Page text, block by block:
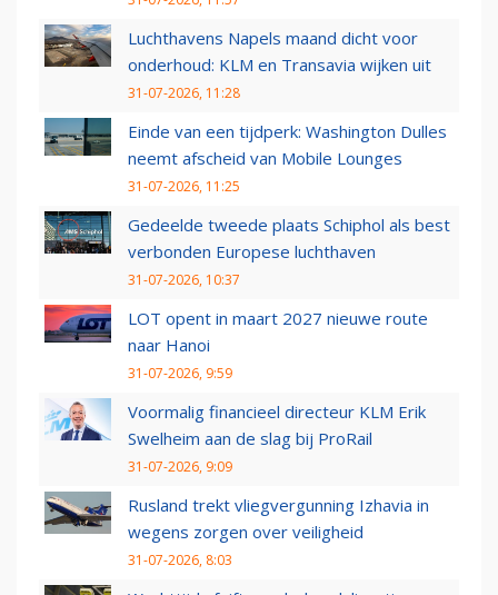
Luchthavens Napels maand dicht voor
onderhoud: KLM en Transavia wijken uit
31-07-2026, 11:28
Einde van een tijdperk: Washington Dulles
neemt afscheid van Mobile Lounges
31-07-2026, 11:25
Gedeelde tweede plaats Schiphol als best
verbonden Europese luchthaven
31-07-2026, 10:37
LOT opent in maart 2027 nieuwe route
naar Hanoi
31-07-2026, 9:59
Voormalig financieel directeur KLM Erik
Swelheim aan de slag bij ProRail
31-07-2026, 9:09
Rusland trekt vliegvergunning Izhavia in
wegens zorgen over veiligheid
31-07-2026, 8:03